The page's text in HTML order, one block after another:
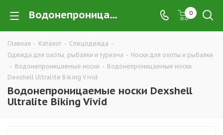
Водонепроницаемые носки Dexshell Ultralite Biking Vivid в Екатеринбурге купить недорого оптом и в розницу — интернет-магазин хорошей экипировки и одежды для охоты, рыбалки и туризма от производителя, компания ТД УРАЛСИЗ 0
Главная - Каталог - Спецодежда -
Одежда для охоты, рыбалки и туризма - Носки для охоты и рыбалки
- Водонепроницаемые носки - Водонепроницаемые носки
Dexshell Ultralite Biking Vivid
Водонепроницаемые носки Dexshell
Ultralite Biking Vivid